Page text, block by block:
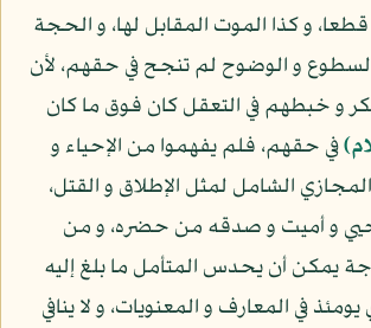
و كذا الموت المقابل لها، و الحجة
و الوضوح لم تنجح في حقهم، لأن
و خبطهم في التعقل كان فوق ما كان
في حقهم، فلم يفهموا من الإحياء و
المجازي الشامل لمثل الإطلاق و القتل،
أحيي و أميت و صدقه من حضره، و من
يمكن أن يحدس المتأمل ما بلغ إليه
في المعارف و المعنويات، و لا ينافي